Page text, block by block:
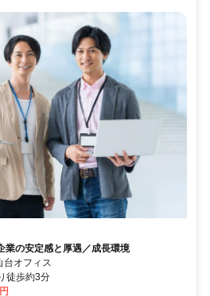
業の安定感と厚遇／成長環境
オフィス
徒歩約3分